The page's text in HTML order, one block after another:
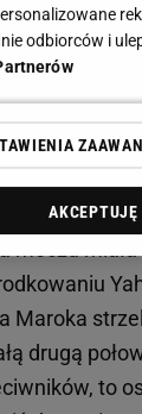
ze stadionem
Maroka
drugą
to
odbiorców i
AKCEPTUJĘ